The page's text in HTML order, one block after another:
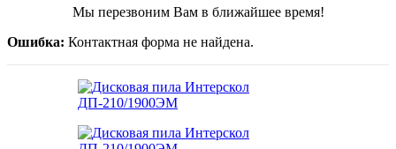
Мы перезвоним Вам в ближайшее время!
Ошибка: Контактная форма не найдена.